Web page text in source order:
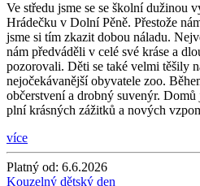
Ve středu jsme se se školní dužinou
Hrádečku v Dolní Pěně. Přestože
jsme si tím zkazit dobou náladu.
nám předváděli v celé své kráse a
pozorovali. Děti se také velmi těšily
nejočekávanější obyvatele zoo.
občerstvení a drobný suvenýr. Domů
plní krásných zážitků a nových
více
Platný od: 6.6.2026
Kouzelný dětský den